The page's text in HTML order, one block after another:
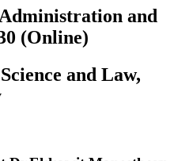
and
(Online)
and Law,